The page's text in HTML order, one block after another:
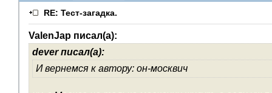
RE: Тест-загадка.
ValenJap писал(а):
dever писал(а):
И вернемся к автору: он-москвич